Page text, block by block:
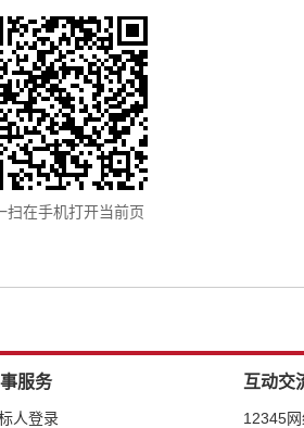
扫在手机打开当前页
服务
人登录
互动交
12345